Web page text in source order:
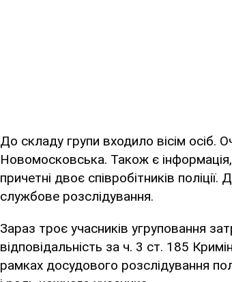
До складу групи входило вісім осіб.
Новомосковська. Також є
причетні двоє співробітників
службове розслідування.
Зараз троє учасників угруповання
відповідальність за ч. 3 ст. 185
рамках досудового розслідування